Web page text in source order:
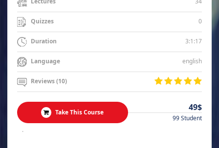
Quizzes 0
Duration 3:1:17
Language english
Reviews (10)
Take This Course 49$
99 Student
.